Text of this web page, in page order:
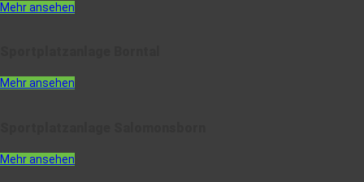
Mehr ansehen
Mehr ansehen
Mehr ansehen